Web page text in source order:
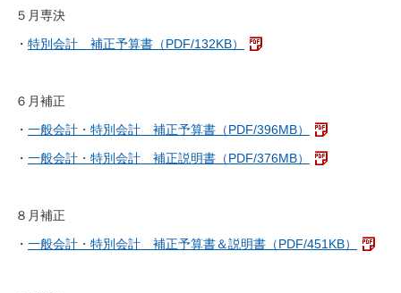
５月専決
・ 特別会計 補正予算書（PDF/132KB）
６月補正
・ 一般会計・特別会計 補正予算書（PDF/396MB）
・ 一般会計・特別会計 補正説明書（PDF/376MB）
８月補正
・ 一般会計・特別会計 補正予算書＆説明書（PDF/451KB）